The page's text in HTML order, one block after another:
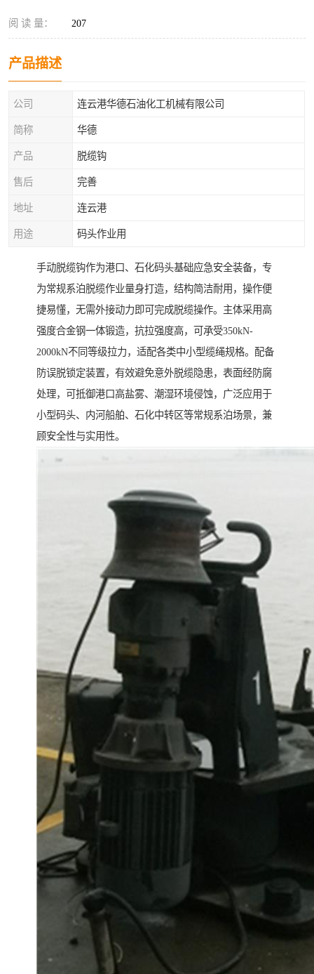
阅 读 量： 207
产品描述
公司 连云港华德石油化工机械有限公司
简称 华德
产品 脱缆钩
售后 完善
地址 连云港
用途 码头作业用
手动脱缆钩作为港口、石化码头基础应急安全装备，专
为常规系泊脱缆作业量身打造，结构简洁耐用，操作便
捷易懂，无需外接动力即可完成脱缆操作。主体采用高
强度合金钢一体锻造，抗拉强度高，可承受350kN-
2000kN不同等级拉力，适配各类中小型缆绳规格。配备
防误脱锁定装置，有效避免意外脱缆隐患，表面经防腐
处理，可抵御港口高盐雾、潮湿环境侵蚀，广泛应用于
小型码头、内河船舶、石化中转区等常规系泊场景，兼
顾安全性与实用性。